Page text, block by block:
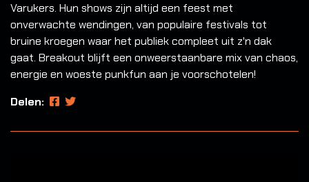
Varukers. Hun shows zijn altijd een feest met
onverwachte wendingen, van populaire festivals tot
bruine kroegen waar het publiek compleet uit z'n dak
gaat. Breakout blijft een onweerstaanbare mix van chaos,
energie en woeste punkfun aan je voorschotelen!
Delen: